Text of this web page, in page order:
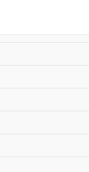
-10%